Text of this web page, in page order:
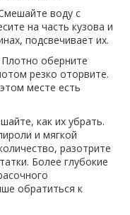
воду с
на часть кузова и
подсвечивает их.
Плотно оберните
резко оторвите.
месте есть
как их убрать.
и мягкой
разотрите
Более глубокие
обратиться к